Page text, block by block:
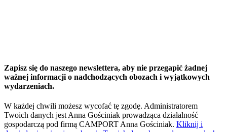
Zapisz się do naszego newslettera, aby nie przegapić żadnej
ważnej informacji o nadchodzących obozach i wyjątkowych
wydarzeniach.
W każdej chwili możesz wycofać tę zgodę. Administratorem
Twoich danych jest Anna Gościniak prowadząca działalność
gospodarczą pod firmą CAMPORT Anna Gościniak. Kliknij i